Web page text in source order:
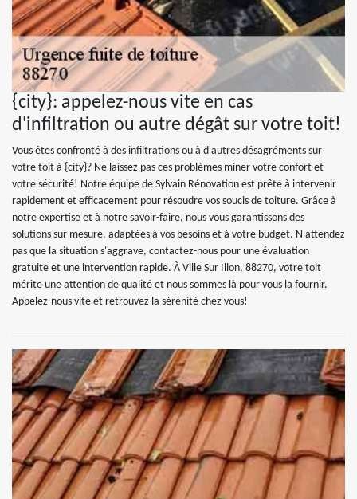
{city}: appelez-nous vite en cas
d'infiltration ou autre dégât sur votre toit!
Vous êtes confronté à des infiltrations ou à d'autres désagréments sur
votre toit à {city}? Ne laissez pas ces problèmes miner votre confort et
votre sécurité! Notre équipe de Sylvain Rénovation est prête à intervenir
rapidement et efficacement pour résoudre vos soucis de toiture. Grâce à
notre expertise et à notre savoir-faire, nous vous garantissons des
solutions sur mesure, adaptées à vos besoins et à votre budget. N'attendez
pas que la situation s'aggrave, contactez-nous pour une évaluation
gratuite et une intervention rapide. À Ville Sur Illon, 88270, votre toit
mérite une attention de qualité et nous sommes là pour vous la fournir.
Appelez-nous vite et retrouvez la sérénité chez vous!